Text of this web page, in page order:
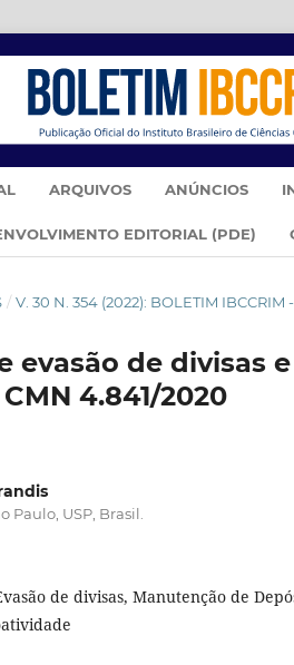
ARQUIVOS ANÚNCIOS
EDITORIAL (PDE)
/ V. 30 N. 354 (2022): BOLETIM IBCCRIM
evasão de divisas
4.841/2020
Paulo, USP, Brasil.
de divisas, Manutenção de